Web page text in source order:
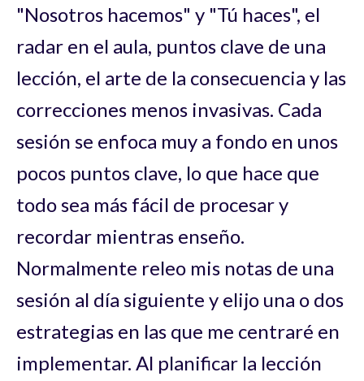
"Nosotros hacemos" y "Tú haces", el
radar en el aula, puntos clave de una
lección, el arte de la consecuencia y las
correcciones menos invasivas. Cada
sesión se enfoca muy a fondo en unos
pocos puntos clave, lo que hace que
todo sea más fácil de procesar y
recordar mientras enseño.
Normalmente releo mis notas de una
sesión al día siguiente y elijo una o dos
estrategias en las que me centraré en
implementar. Al planificar la lección